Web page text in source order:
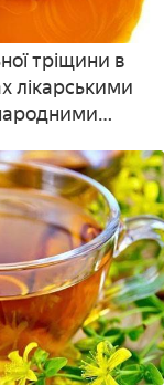
тріщини в
лікарськими